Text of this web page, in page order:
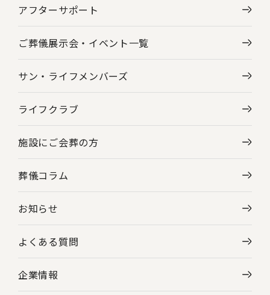
アフターサポート
ご葬儀展示会・ イベント一覧
サン・ライフメンバーズ
ライフクラブ
施設にご会葬の方
葬儀コラム
お知らせ
よくある質問
企業情報